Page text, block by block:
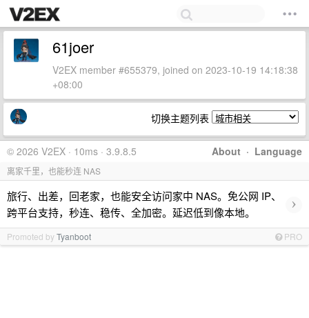
61joer
V2EX member #655379, joined on 2023-10-19 14:18:38
+08:00
切换主题列表
About · Language
© 2026 V2EX · 10ms · 3.9.8.5
离家千里，也能秒连 NAS
旅行、出差，回老家，也能安全访问家中 NAS。免公网 IP、
跨平台支持，秒连、稳传、全加密。延迟低到像本地。
›
Promoted byTyanboot PRO